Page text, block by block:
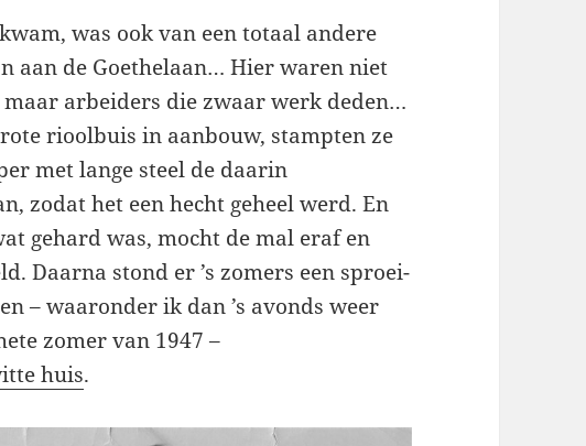
was ook van een totaal andere
aan de Goethelaan… Hier waren niet
arbeiders die zwaar werk deden…
rioolbuis in aanbouw, stampten ze
met lange steel de daarin
zodat het een hecht geheel werd. En
gehard was, mocht de mal eraf en
Daarna stond er ’s zomers een sproei-
– waaronder ik dan ’s avonds weer
zomer van 1947 –
huis.